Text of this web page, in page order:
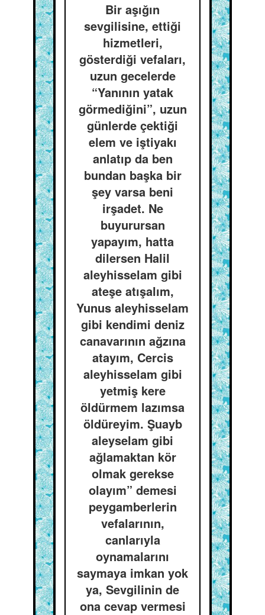
Bir aşığın
sevgilisine, ettiği
hizmetleri,
gösterdiği vefaları,
uzun gecelerde
“Yanının yatak
görmediğini”, uzun
günlerde çektiği
elem ve iştiyakı
anlatıp da ben
bundan başka bir
şey varsa beni
irşadet. Ne
buyurursan
yapayım, hatta
dilersen Halil
aleyhisselam gibi
ateşe atışalım,
Yunus aleyhisselam
gibi kendimi deniz
canavarının ağzına
atayım, Cercis
aleyhisselam gibi
yetmiş kere
öldürmem lazımsa
öldüreyim. Şuayb
aleyselam gibi
ağlamaktan kör
olmak gerekse
olayım” demesi
peygamberlerin
vefalarının,
canlarıyla
oynamalarını
saymaya imkan yok
ya, Sevgilinin de
ona cevap vermesi